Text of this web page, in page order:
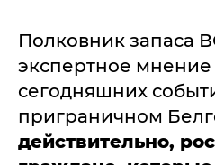
Полковник запаса
экспертное мнение
сегодняшних
приграничном
действительно,